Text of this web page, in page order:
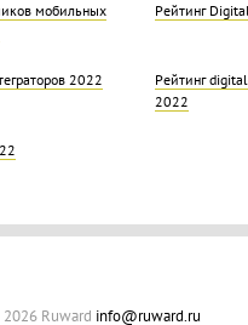
мобильных
Рейтинг
2022
Рейтинг
2022
Ruward info@ruward.ru